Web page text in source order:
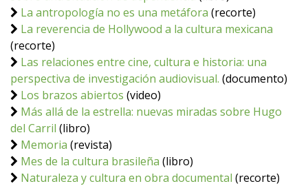
La antropología no es una metáfora (recorte)
La reverencia de Hollywood a la cultura mexicana
(recorte)
Las relaciones entre cine, cultura e historia: una
perspectiva de investigación audiovisual. (documento)
Los brazos abiertos (video)
Más allá de la estrella: nuevas miradas sobre Hugo
del Carril (libro)
Memoria (revista)
Mes de la cultura brasileña (libro)
Naturaleza y cultura en obra documental (recorte)